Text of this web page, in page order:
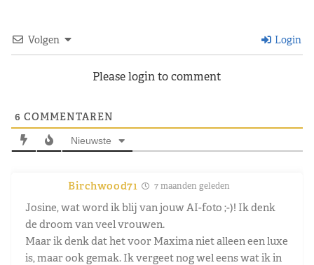
Volgen Login
Please login to comment
6 COMMENTAREN
Nieuwste
Birchwood71 7 maanden geleden
Josine, wat word ik blij van jouw AI-foto ;-)! Ik denk
de droom van veel vrouwen.
Maar ik denk dat het voor Maxima niet alleen een luxe
is, maar ook gemak. Ik vergeet nog wel eens wat ik in